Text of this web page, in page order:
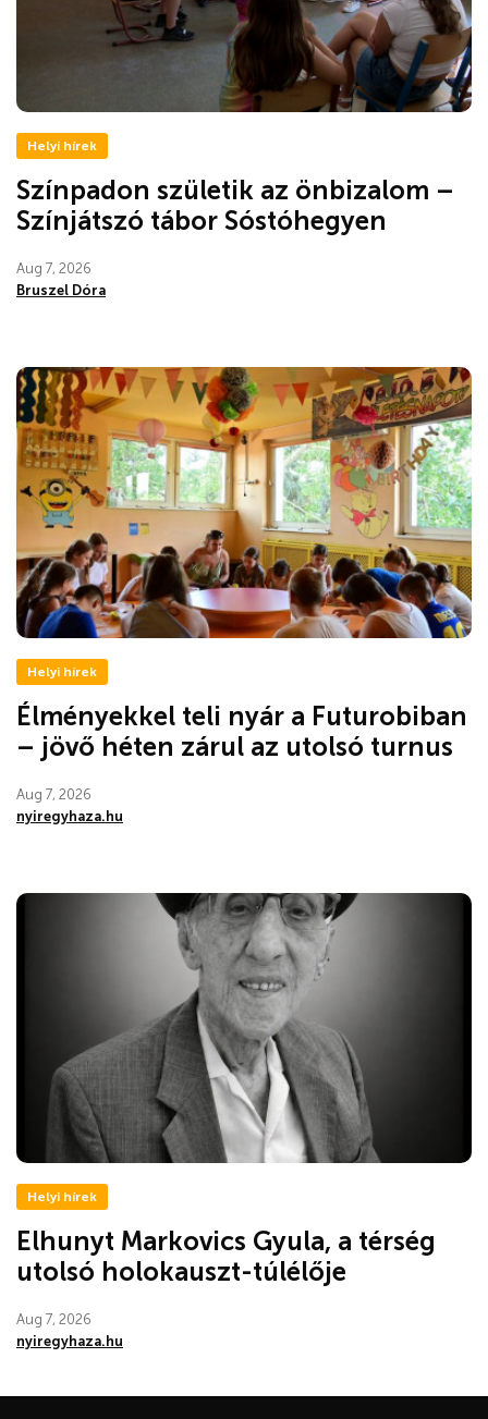
Helyi hírek
Színpadon születik az önbizalom –
Színjátszó tábor Sóstóhegyen
Aug 7, 2026
Bruszel Dóra
Helyi hírek
Élményekkel teli nyár a Futurobiban
– jövő héten zárul az utolsó turnus
Aug 7, 2026
nyiregyhaza.hu
Helyi hírek
Elhunyt Markovics Gyula, a térség
utolsó holokauszt-túlélője
Aug 7, 2026
nyiregyhaza.hu